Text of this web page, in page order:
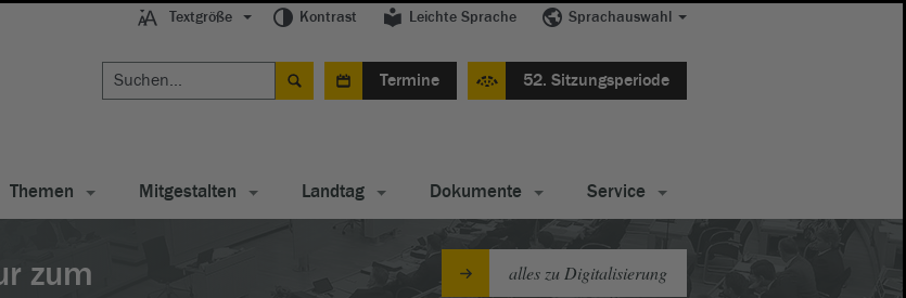
Textgröße Kontrast Leichte Sprache Sprachauswahl
Termine 52. Sitzungsperiode
Themen Mitgestalten Landtag Dokumente Service
zum
alles zu Digitalisierung